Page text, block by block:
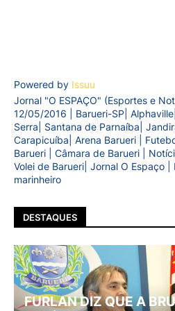
Powered by Issuu
Jornal "O ESPAÇO" (Esportes e
12/05/2016 | Barueri-SP|
Serra| Santana de Parnaíba|
Carapicuíba| Arena Barueri |
Barueri | Câmara de Barueri |
Volei de Barueri| Jornal O Espaço |
marinheiro
DESTAQUES
FURLAN DIZ QUE A